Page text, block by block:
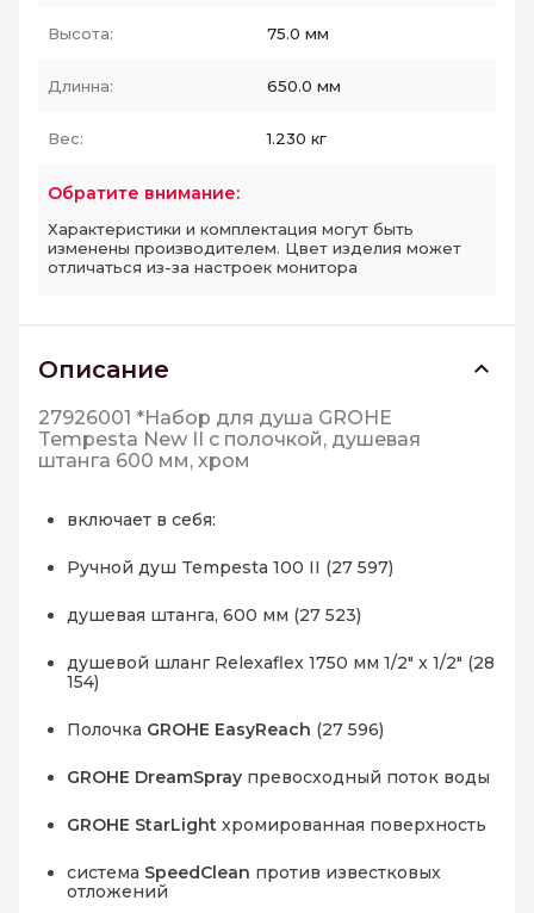
Высота: 75.0 мм
Длинна: 650.0 мм
Вес: 1.230 кг
Обратите внимание:
Характеристики и комплектация могут быть
изменены производителем. Цвет изделия может
отличаться из-за настроек монитора
Описание
27926001 *Набор для душа GROHE
Tempesta New II с полочкой, душевая
штанга 600 мм, хром
включает в себя:
Ручной душ Tempesta 100 II (27 597)
душевая штанга, 600 мм (27 523)
душевой шланг Relexaflex 1750 мм 1/2" x 1/2" (28
154)
Полочка GROHE EasyReach (27 596)
GROHE DreamSpray превосходный поток воды
GROHE StarLight хромированная поверхность
система SpeedClean против известковых
отложений